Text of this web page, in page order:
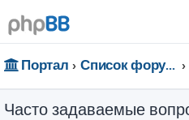
Портал Список форумов
Часто задаваемые